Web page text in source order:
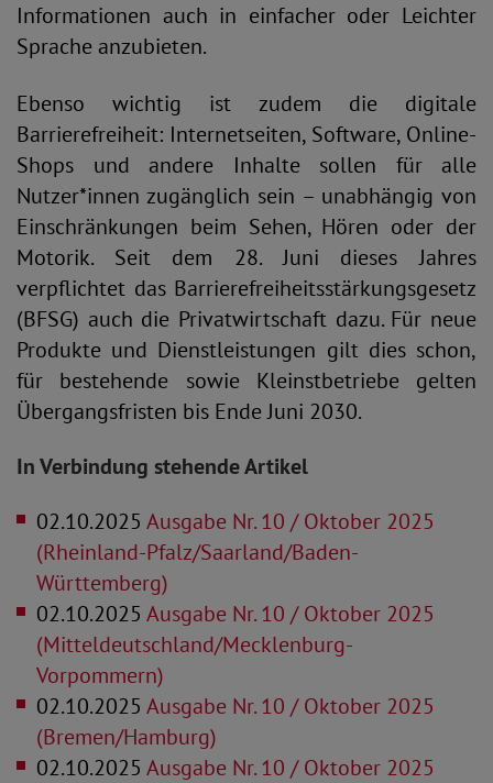
Informationen auch in einfacher oder Leichter
Sprache anzubieten.
Ebenso wichtig ist zudem die digitale
Barrierefreiheit: Internetseiten, Software, Online-
Shops und andere Inhalte sollen für alle
Nutzer*innen zugänglich sein – unabhängig von
Einschränkungen beim Sehen, Hören oder der
Motorik. Seit dem 28. Juni dieses Jahres
verpflichtet das Barrierefreiheitsstärkungsgesetz
(BFSG) auch die Privatwirtschaft dazu. Für neue
Produkte und Dienstleistungen gilt dies schon,
für bestehende sowie Kleinstbetriebe gelten
Übergangsfristen bis Ende Juni 2030.
In Verbindung stehende Artikel
02.10.2025 Ausgabe Nr. 10 / Oktober 2025
(Rheinland-Pfalz/Saarland/Baden-
Württemberg)
02.10.2025 Ausgabe Nr. 10 / Oktober 2025
(Mitteldeutschland/Mecklenburg-
Vorpommern)
02.10.2025 Ausgabe Nr. 10 / Oktober 2025
(Bremen/Hamburg)
02.10.2025 Ausgabe Nr. 10 / Oktober 2025